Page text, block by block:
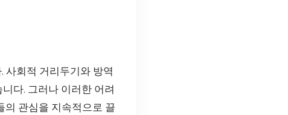
사회적 거리두기와 방역
다. 그러나 이러한 어려
의 관심을 지속적으로 끌